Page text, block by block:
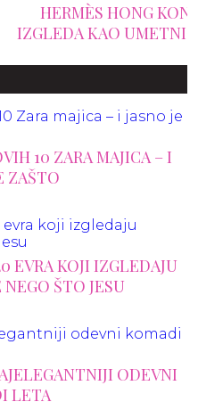
BUTIK SE VRATIO I
GALERIJA LUKSUZA
10 ZARA MAJICA – I
ZAŠTO
EVRA KOJI IZGLEDAJU
ŠTO JESU
ODEVNI
LETA